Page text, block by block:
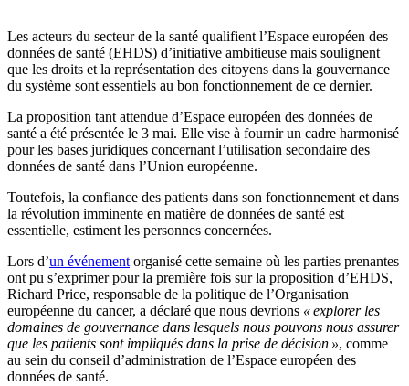
Les acteurs du secteur de la santé qualifient l’Espace européen des
données de santé (EHDS) d’initiative ambitieuse mais soulignent
que les droits et la représentation des citoyens dans la gouvernance
du système sont essentiels au bon fonctionnement de ce dernier.
La proposition tant attendue d’Espace européen des données de
santé a été présentée le 3 mai. Elle vise à fournir un cadre harmonisé
pour les bases juridiques concernant l’utilisation secondaire des
données de santé dans l’Union européenne.
Toutefois, la confiance des patients dans son fonctionnement et dans
la révolution imminente en matière de données de santé est
essentielle, estiment les personnes concernées.
Lors d’un événement organisé cette semaine où les parties prenantes
ont pu s’exprimer pour la première fois sur la proposition d’EHDS,
Richard Price, responsable de la politique de l’Organisation
européenne du cancer, a déclaré que nous devrions « explorer les
domaines de gouvernance dans lesquels nous pouvons nous assurer
que les patients sont impliqués dans la prise de décision », comme
au sein du conseil d’administration de l’Espace européen des
données de santé.